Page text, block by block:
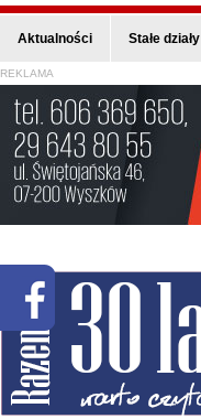
Aktualności Stałe działy
REKLAMA